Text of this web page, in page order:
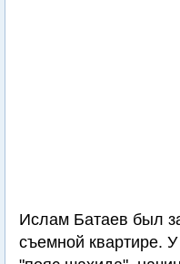
Ислам Батаев был
съемной квартире.